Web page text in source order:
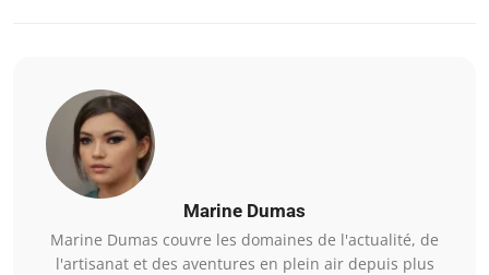
Marine Dumas
Marine Dumas couvre les domaines de l'actualité, de
l'artisanat et des aventures en plein air depuis plus